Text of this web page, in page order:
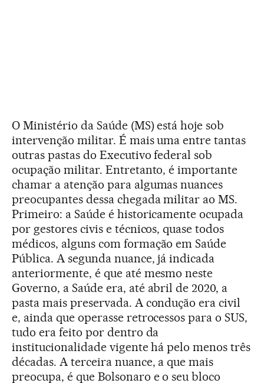
O Ministério da Saúde (MS) está hoje sob
intervenção militar. É mais uma entre tantas
outras pastas do Executivo federal sob
ocupação militar. Entretanto, é importante
chamar a atenção para algumas nuances
preocupantes dessa chegada militar ao MS.
Primeiro: a Saúde é historicamente ocupada
por gestores civis e técnicos, quase todos
médicos, alguns com formação em Saúde
Pública. A segunda nuance, já indicada
anteriormente, é que até mesmo neste
Governo, a Saúde era, até abril de 2020, a
pasta mais preservada. A condução era civil
e, ainda que operasse retrocessos para o SUS,
tudo era feito por dentro da
institucionalidade vigente há pelo menos três
décadas. A terceira nuance, a que mais
preocupa, é que Bolsonaro e o seu bloco